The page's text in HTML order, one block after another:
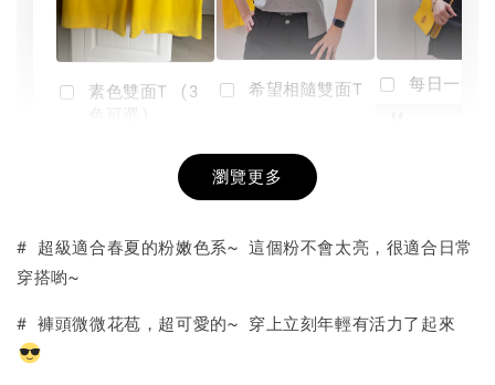
素色雙面T (3
+
希望相隨雙面T
NT$ 190
-
每日一笑
瀏覽更多
# 超級適合春夏的粉嫩色系~ 這個粉不會太亮，很適合日常
穿搭喲~
# 褲頭微微花苞，超可愛的~ 穿上立刻年輕有活力了起來